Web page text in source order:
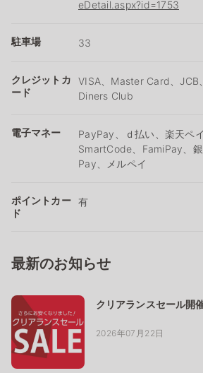
eDetail.aspx?id=1753
駐車場 33
クレジットカ
ード
VISA、Master Card、JCB
Diners Club
電子マネー
PayPay、ｄ払い、楽天ペイ
SmartCode、FamiPay、
Pay、メルペイ
ポイントカー
ド
有
最新のお知らせ
クリアランスセール開
2026年07月22日